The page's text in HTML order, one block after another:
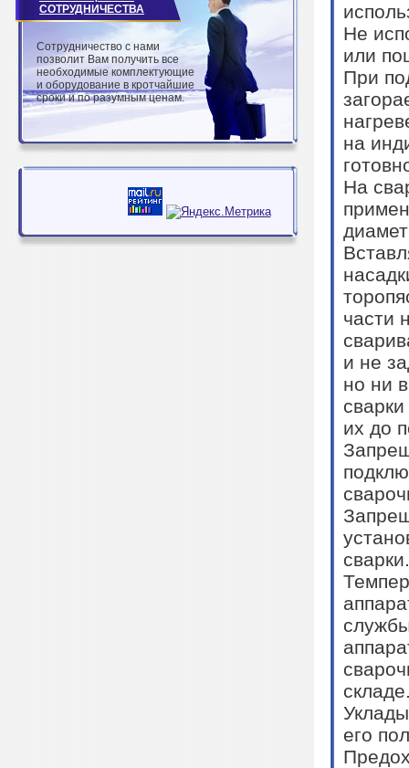
СОТРУДНИЧЕСТВА
Сотрудничество с нами
позволит Вам получить все
необходимые комплектующие
и оборудование в кротчайшие
сроки и по разумным ценам.
Не
или
При
на
На
части
и не
но ни
их до
сварки.
его